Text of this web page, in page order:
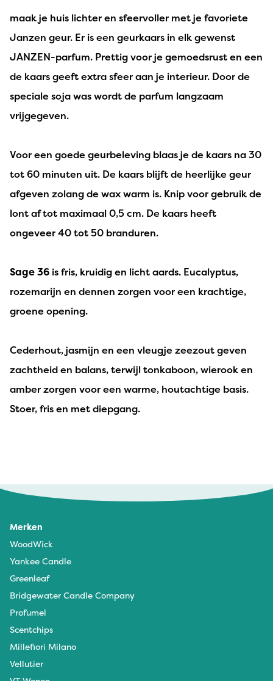
maak je huis lichter en sfeervoller met je favoriete
Janzen geur. Er is een geurkaars in elk gewenst
JANZEN-parfum. Prettig voor je gemoedsrust en een
de kaars geeft extra sfeer aan je interieur. Door de
speciale soja was wordt de parfum langzaam
vrijgegeven.
Voor een goede geurbeleving blaas je de kaars na 30
tot 60 minuten uit. De kaars blijft de heerlijke geur
afgeven zolang de wax warm is. Knip voor gebruik de
lont af tot maximaal 0,5 cm. De kaars heeft
ongeveer 40 tot 50 branduren.
Sage 36 is fris, kruidig en licht aards. Eucalyptus,
rozemarijn en dennen zorgen voor een krachtige,
groene opening.
Cederhout, jasmijn en een vleugje zeezout geven
zachtheid en balans, terwijl tonkaboon, wierook en
amber zorgen voor een warme, houtachtige basis.
Stoer, fris en met diepgang.
Merken
WoodWick
Yankee Candle
Greenleaf
Bridgewater Candle Company
Profumel
Scentchips
Millefiori Milano
Vellutier